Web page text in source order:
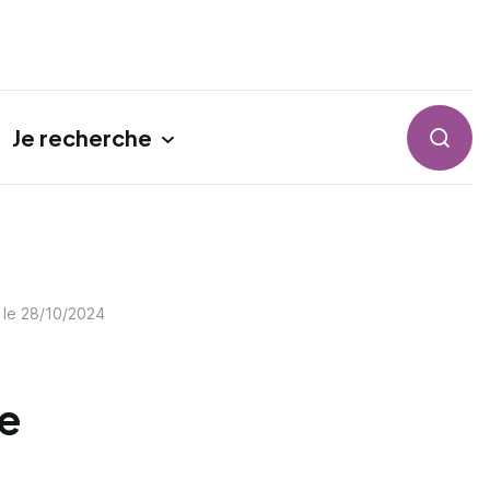
Je recherche
28/10/2024